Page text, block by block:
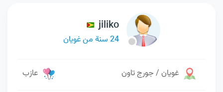
jiliko
24 سنة من غويان
غويان / جورج تاون عازب